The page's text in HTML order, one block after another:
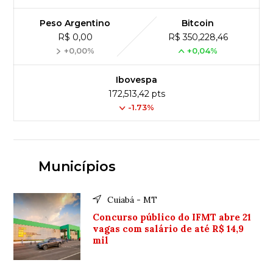
Peso Argentino
R$ 0,00
+0,00%
Bitcoin
R$ 350,228,46
+0,04%
Ibovespa
172,513,42 pts
-1.73%
Municípios
Cuiabá - MT
Concurso público do IFMT abre 21
vagas com salário de até R$ 14,9
mil